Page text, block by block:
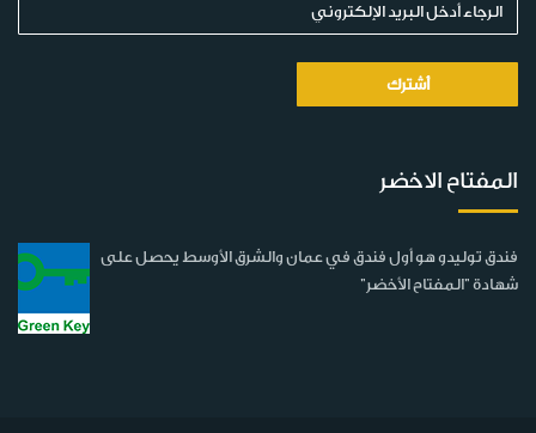
المفتاح الاخضر
فندق توليدو هو أول فندق في عمان والشرق الأوسط يحصل على
شهادة "المفتاح الأخضر"